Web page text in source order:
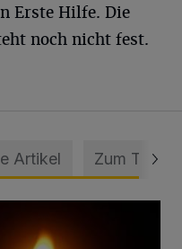
Erste Hilfe. Die
noch nicht fest.
Artikel Zum Thema